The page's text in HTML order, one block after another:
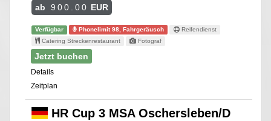
ab 900.00 EUR
Verfügbar Phonelimit 98, Fahrgeräusch
Reifendienst
Catering Streckenrestaurant
Fotograf
Jetzt buchen
Details
Zeitplan
HR Cup 3 MSA Oschersleben/D